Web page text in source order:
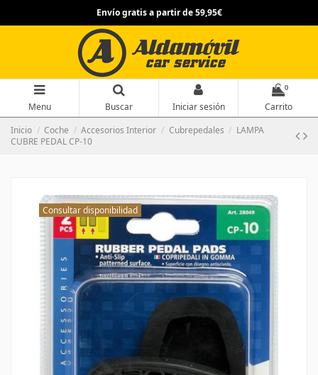
Envío gratis a partir de 59,95€
Menu Buscar Iniciar sesión
0
Carrito
Inicio
Coche Accesorios Interior Cubrepedales
LAMPA
CUBRE PEDAL CP-10
Consultar disponibilidad